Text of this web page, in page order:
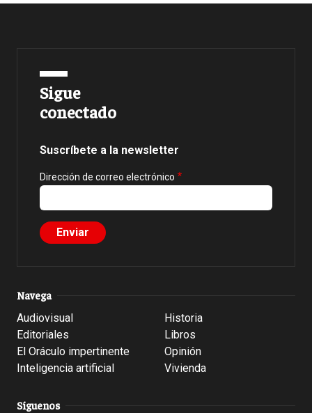
Sigue
conectado
Suscríbete a la newsletter
Dirección de correo electrónico
Navega
Audiovisual
Editoriales
El Oráculo impertinente
Inteligencia artificial
Historia
Libros
Opinión
Vivienda
Síguenos